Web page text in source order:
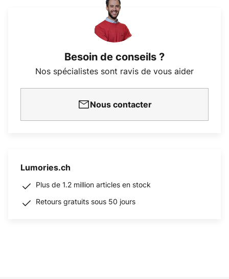
Besoin de conseils ?
Nos spécialistes sont ravis de vous aider
Nous contacter
Lumories.ch
Plus de 1.2 million articles en stock
Retours gratuits sous 50 jours